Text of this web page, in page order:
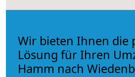
Wir bieten Ihnen die
Lösung für Ihren
Hamm nach